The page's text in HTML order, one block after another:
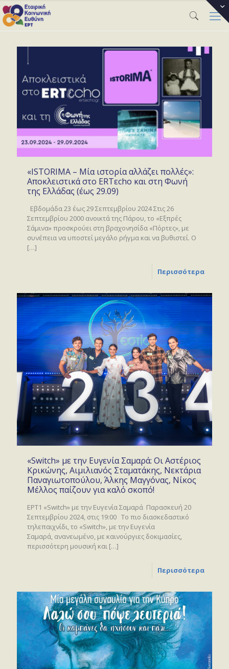
«ISTORIMA – Μία ιστορία αλλάζει πολλές»:
Αποκλειστικά στο ERTεcho και στη Φωνή
της Ελλάδας (έως 29.09)
Εβδομάδα 23 έως 29 Σεπτεμβρίου 2024 Στις 26
Σεπτεμβρίου 2000 ανοικτά της Πάρου, το «Εξπρές
Σάμινα» προσκρούει στη βραχονησίδα «Πόρτες», με
συνέπεια να υποστεί μεγάλο ρήγμα και να βυθιστεί. Ο
[…]
Περισσότερα
«Switch» με την Ευγενία Σαμαρά: Οι Αστέριος
Κρικώνης, Αιμιλιανός Σταματάκης, Νεκτάρια
Παναγιωτοπούλου, Άλκης Μαγγόνας, Νίκος
Μέλλος παίζουν για καλό σκοπό!
ΕΡΤ1 «Switch» με την Ευγενία Σαμαρά Παρασκευή 20
Σεπτεμβρίου 2024, στις 19:00 Το πιο διασκεδαστικό
τηλεπαιχνίδι, το «Switch», με την Ευγενία
Σαμαρά, ανανεωμένο, με καινούργιες δοκιμασίες,
περισσότερη μουσική και […]
Περισσότερα